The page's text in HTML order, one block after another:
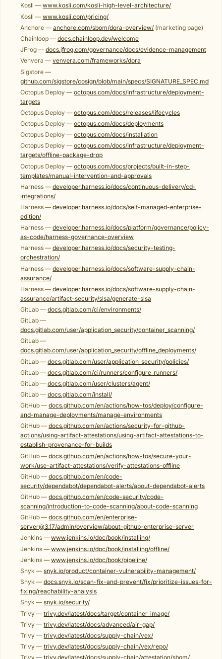
Kosli — www.kosli.com/kosli-high-level-architecture/
Kosli — www.kosli.com/pricing/
Anchore — anchore.com/sbom/dora-overview/ (marketing page)
Chainloop — docs.chainloop.dev/welcome
JFrog — docs.jfrog.com/governance/docs/evidence-management
Venvera — venvera.com/frameworks/dora
Sigstore —
github.com/sigstore/cosign/blob/main/specs/SIGNATURE_SPEC.md
Octopus Deploy — octopus.com/docs/infrastructure/deployment-
targets
Octopus Deploy — octopus.com/docs/releases/lifecycles
Octopus Deploy — octopus.com/docs/deployments
Octopus Deploy — octopus.com/docs/installation
Octopus Deploy — octopus.com/docs/infrastructure/deployment-
targets/offline-package-drop
Octopus Deploy — octopus.com/docs/projects/built-in-step-
templates/manual-intervention-and-approvals
Harness — developer.harness.io/docs/continuous-delivery/cd-
integrations/
Harness — developer.harness.io/docs/self-managed-enterprise-
edition/
Harness — developer.harness.io/docs/platform/governance/policy-
as-code/harness-governance-overview
Harness — developer.harness.io/docs/security-testing-
orchestration/
Harness — developer.harness.io/docs/software-supply-chain-
assurance/
Harness — developer.harness.io/docs/software-supply-chain-
assurance/artifact-security/slsa/generate-slsa
GitLab — docs.gitlab.com/ci/environments/
GitLab —
docs.gitlab.com/user/application_security/container_scanning/
GitLab —
docs.gitlab.com/user/application_security/offline_deployments/
GitLab — docs.gitlab.com/user/application_security/policies/
GitLab — docs.gitlab.com/ci/runners/configure_runners/
GitLab — docs.gitlab.com/user/clusters/agent/
GitLab — docs.gitlab.com/install/
GitHub — docs.github.com/en/actions/how-tos/deploy/configure-
and-manage-deployments/manage-environments
GitHub — docs.github.com/en/actions/security-for-github-
actions/using-artifact-attestations/using-artifact-attestations-to-
establish-provenance-for-builds
GitHub — docs.github.com/en/actions/how-tos/secure-your-
work/use-artifact-attestations/verify-attestations-offline
GitHub — docs.github.com/en/code-
security/dependabot/dependabot-alerts/about-dependabot-alerts
GitHub — docs.github.com/en/code-security/code-
scanning/introduction-to-code-scanning/about-code-scanning
GitHub — docs.github.com/en/enterprise-
server@3.17/admin/overview/about-github-enterprise-server
Jenkins — www.jenkins.io/doc/book/installing/
Jenkins — www.jenkins.io/doc/book/installing/offline/
Jenkins — www.jenkins.io/doc/book/pipeline/
Snyk — snyk.io/product/container-vulnerability-management/
Snyk — docs.snyk.io/scan-fix-and-prevent/fix/prioritize-issues-for-
fixing/reachability-analysis
Snyk — snyk.io/security/
Trivy — trivy.dev/latest/docs/target/container_image/
Trivy — trivy.dev/latest/docs/advanced/air-gap/
Trivy — trivy.dev/latest/docs/supply-chain/vex/
Trivy — trivy.dev/latest/docs/supply-chain/vex/repo/
Trivy — trivy.dev/latest/docs/supply-chain/attestation/sbom/